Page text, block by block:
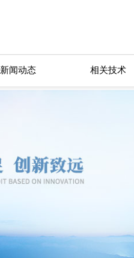
新闻动态 相关技术